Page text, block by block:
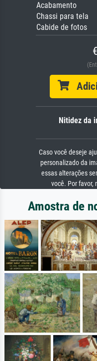
Acabamento
Chassi para tela
Cabide de fotos
Nitidez da
Caso você deseje
personalizado da
essas alterações
você. Por favor,
Amostra de